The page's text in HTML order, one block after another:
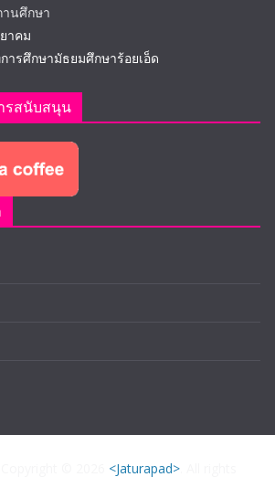
านศึกษา
าคม
ารศึกษามัธยมศึกษาร้อยเอ็ด
รสนับสนุน
<Jaturapad>